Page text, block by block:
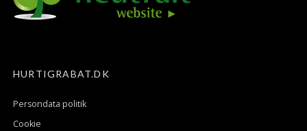
HURTIGRABAT.DK
Persondata politik
Cookie